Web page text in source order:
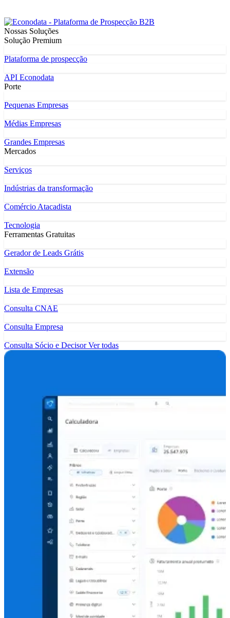
Nossas Soluções
Solução Premium
Plataforma de prospecção
API Econodata
Porte
Pequenas Empresas
Médias Empresas
Grandes Empresas
Mercados
Serviços
Indústrias da transformação
Comércio Atacadista
Tecnologia
Ferramentas Gratuitas
Gerador de Leads Grátis
Extensão
Lista de Empresas
Consulta CNAE
Consulta Empresa
Consulta Sócio e DecisorVer todas